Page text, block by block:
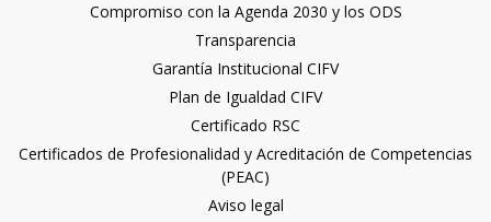
Compromiso con la Agenda 2030 y los ODS
Transparencia
Garantía Institucional CIFV
Plan de Igualdad CIFV
Certificado RSC
Certificados de Profesionalidad y Acreditación de Competencias
(PEAC)
Aviso legal